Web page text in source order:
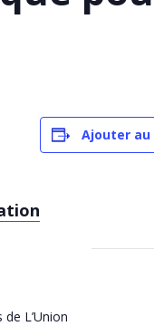
Ajouter
L’Union